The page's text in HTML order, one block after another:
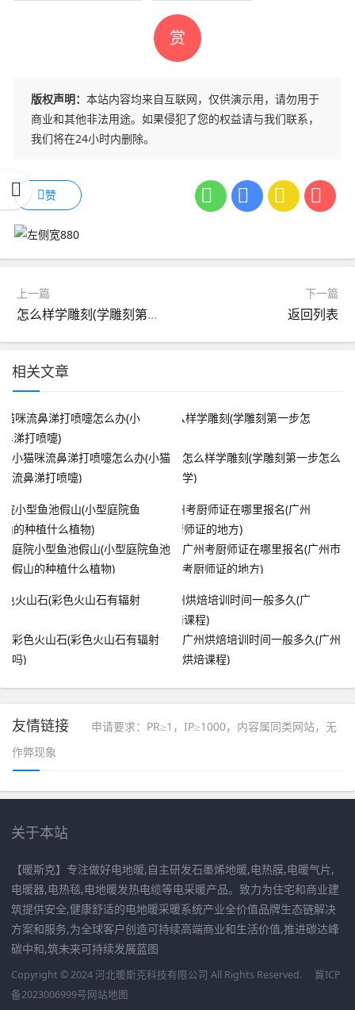
赏
版权声明： 本站内容均来自互联网，仅供演示用，请勿用于
商业和其他非法用途。如果侵犯了您的权益请与我们联系，
我们将在24小时内删除。
赞
上一篇
怎么样学雕刻(学雕刻第一步怎么学)
下一篇
返回列表
相关文章
小猫咪流鼻涕打喷嚏怎么办(小猫
流鼻涕打喷嚏)
怎么样学雕刻(学雕刻第一步怎么
学)
庭院小型鱼池假山(小型庭院鱼池
假山的种植什么植物)
广州考厨师证在哪里报名(广州市
考厨师证的地方)
彩色火山石(彩色火山石有辐射
吗)
广州烘焙培训时间一般多久(广州
烘焙课程)
友情链接
申请要求：PR≥1，IP≥1000，内容属同类网站，无
作弊现象
关于本站
【暖斯克】专注做好电地暖,自主研发石墨烯地暖,电热膜,电暖气片,
电暖器,电热毯,电地暖发热电缆等电采暖产品。致力为住宅和商业建
筑提供安全,健康舒适的电地暖采暖系统产业全价值品牌生态链解决
方案和服务,为全球客户创造可持续高端商业和生活价值,推进碳达峰
碳中和,筑未来可持续发展蓝图
Copyright © 2024 河北暖斯克科技有限公司 All Rights Reserved.
冀ICP
备2023006999号网站地图